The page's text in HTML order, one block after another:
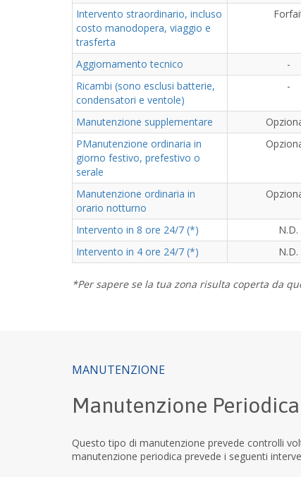
Intervento straordinario, incluso
costo manodopera, viaggio e
trasferta
Aggiornamento tecnico -
Ricambi (sono esclusi batterie,
condensatori e ventole)
-
Manutenzione supplementare
PManutenzione ordinaria in
giorno festivo, prefestivo o
serale
Manutenzione ordinaria in
orario notturno
Intervento in 8 ore 24/7 (*) N.D.
Intervento in 4 ore 24/7 (*)
N.D.
*Per sapere se la tua zona risulta coperta da
MANUTENZIONE
Manutenzione
Questo tipo di manutenzione prevede controlli
manutenzione periodica prevede i seguenti